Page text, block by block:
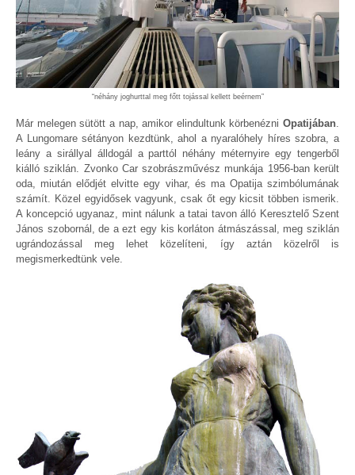
“néhány joghurttal meg főtt tojással kellett beérnem”
Már melegen sütött a nap, amikor elindultunk körbenézni Opatijában.
A Lungomare sétányon kezdtünk, ahol a nyaralóhely híres szobra, a
leány a sirállyal álldogál a parttól néhány méternyire egy tengerből
kiálló sziklán. Zvonko Car szobrászművész munkája 1956-ban került
oda, miután elődjét elvitte egy vihar, és ma Opatija szimbólumának
számít. Közel egyidősek vagyunk, csak őt egy kicsit többen ismerik.
A koncepció ugyanaz, mint nálunk a tatai tavon álló Keresztelő Szent
János szobornál, de a ezt egy kis korláton átmászással, meg sziklán
ugrándozással meg lehet közelíteni, így aztán közelről is
megismerkedtünk vele.